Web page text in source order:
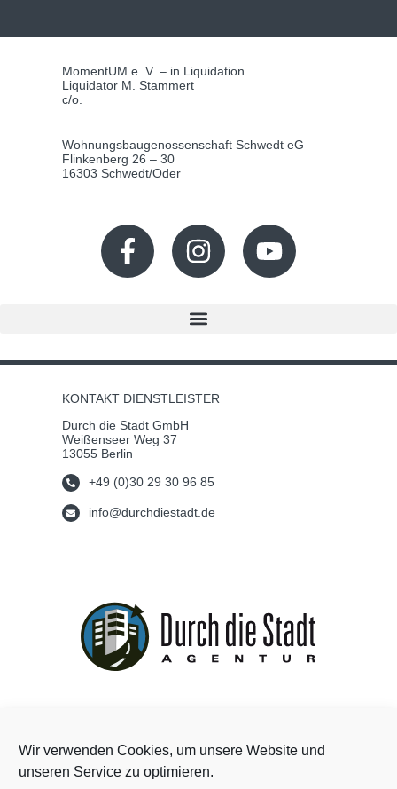
Wir verwenden Cookies, um unsere Website und
unseren Service zu optimieren.
MomentUM e. V. – in Liquidation
Liquidator M. Stammert
c/o.
Wohnungsbaugenossenschaft Schwedt eG
Flinkenberg 26 – 30
16303 Schwedt/Oder
KONTAKT DIENSTLEISTER
Durch die Stadt GmbH
Weißenseer Weg 37
13055 Berlin
+49 (0)30 29 30 96 85
info@durchdiestadt.de